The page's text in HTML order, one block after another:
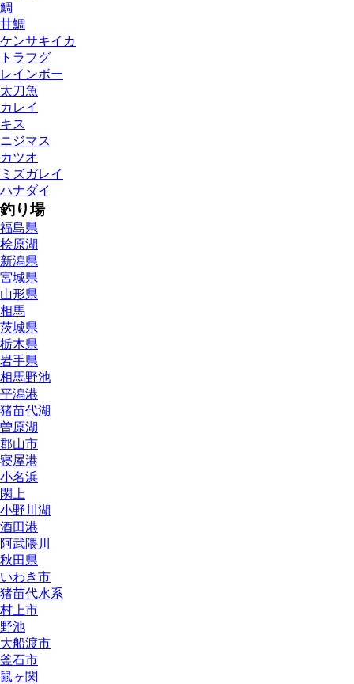
鯛
甘鯛
ケンサキイカ
トラフグ
レインボー
太刀魚
カレイ
キス
ニジマス
カツオ
ミズガレイ
ハナダイ
釣り場
福島県
桧原湖
新潟県
宮城県
山形県
相馬
茨城県
栃木県
岩手県
相馬野池
平潟港
猪苗代湖
曽原湖
郡山市
寝屋港
小名浜
閖上
小野川湖
酒田港
阿武隈川
秋田県
いわき市
猪苗代水系
村上市
野池
大船渡市
釜石市
鼠ヶ関